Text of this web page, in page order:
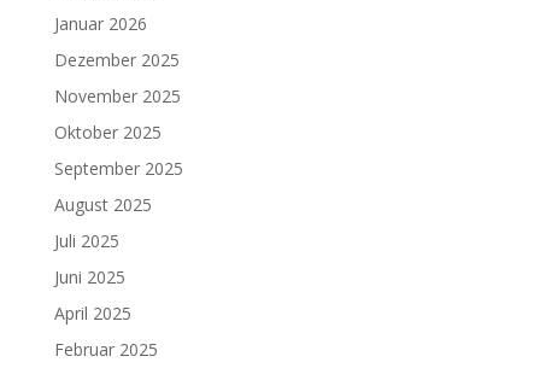
Januar 2026
Dezember 2025
November 2025
Oktober 2025
September 2025
August 2025
Juli 2025
Juni 2025
April 2025
Februar 2025